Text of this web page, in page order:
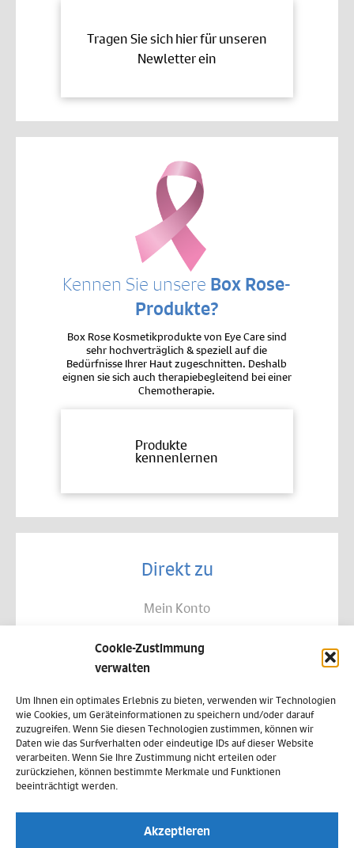
Cookie-Zustimmung
verwalten
Um Ihnen ein optimales Erlebnis zu bieten, verwenden wir Technologien
wie Cookies, um Geräteinformationen zu speichern und/oder darauf
zuzugreifen. Wenn Sie diesen Technologien zustimmen, können wir
Daten wie das Surfverhalten oder eindeutige IDs auf dieser Website
verarbeiten. Wenn Sie Ihre Zustimmung nicht erteilen oder
zurückziehen, können bestimmte Merkmale und Funktionen
beeinträchtigt werden.
Akzeptieren
Tragen Sie sich hier für unseren
Newletter ein
Kennen Sie unsere Box Rose-
Produkte?
Box Rose Kosmetikprodukte von Eye Care sind
sehr hochverträglich & speziell auf die
Bedürfnisse Ihrer Haut zugeschnitten. Deshalb
eignen sie sich auch therapiebegleitend bei einer
Chemotherapie.
Produkte
kennenlernen
Direkt zu
Mein Konto
Allgemeine Geschäftsbedingungen
Datenschutz
Widerruf
Zahlungsweisen
Versand & Lieferung
Cookie-Richtlinie (EU)